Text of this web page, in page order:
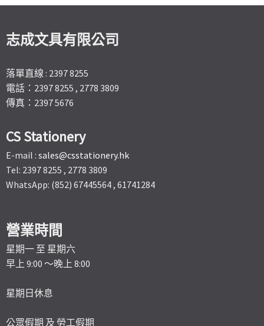
志成文具有限公司
落單直線 : 2397 8255
電話：2397 8255 , 2778 3809
傳真：2397 5676
CS Stationery
E-mail : sales@csstationery.hk
Tel: 2397 8255 , 2778 3809
WhatsApp: (852) 67445564 , 61741284
營業時間
星期一 至 星期六
早上 9:00 ～晚上 8:00
星期日休息
公眾假期 及 勞工假期